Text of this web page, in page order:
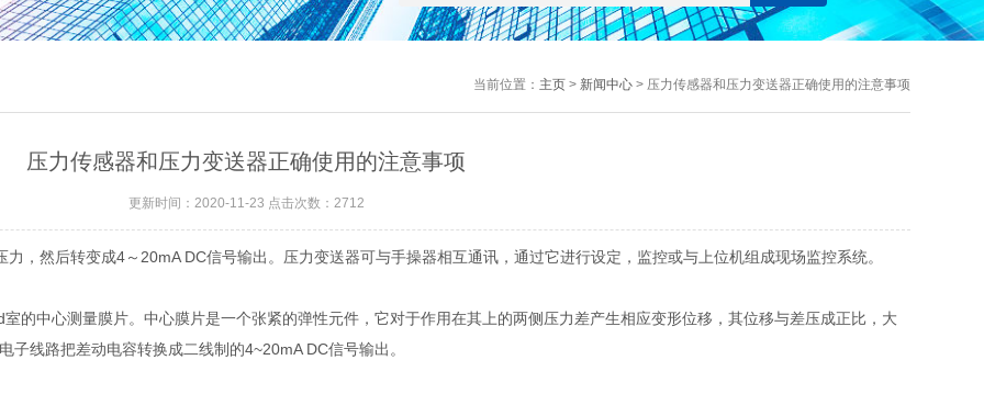
当前位置： 主页> 新闻中心> 压力传感器和压力变送器正确使用的注意事项
压力传感器和压力变送器正确使用的注意事项
更新时间：2020-11-23 点击次数：2712
，然后转变成4～20mA DC信号输出。压力变送器可与手操器相互通讯，通过它进行设定，监控或与上位机组成现场监控系统。
的中心测量膜片。中心膜片是一个张紧的弹性元件，它对于作用在其上的两侧压力差产生相应变形位移，其位移与差压成正比，大
线路把差动电容转换成二线制的4~20mA DC信号输出。